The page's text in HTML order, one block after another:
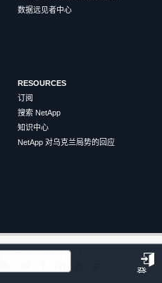
登
数据远见者中心
RESOURCES
订阅
搜索 NetApp
知识中心
NetApp 对乌克兰局势的回应
条款和条件
隐私政策